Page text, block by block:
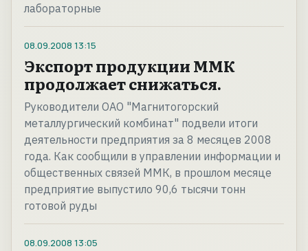
лабораторные
08.09.2008 13:15
Экспорт продукции ММК
продолжает снижаться.
Руководители ОАО "Магнитогорский
металлургический комбинат" подвели итоги
деятельности предприятия за 8 месяцев 2008
года. Как сообщили в управлении информации и
общественных связей ММК, в прошлом месяце
предприятие выпустило 90,6 тысячи тонн
готовой руды
08.09.2008 13:05